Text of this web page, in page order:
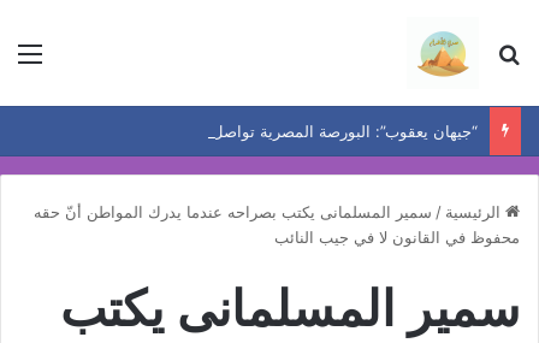
بحث عن
الرئيسية / سمير المسلمانى يكتب بصراحه عندما يدرك المواطن أنّ حقه
محفوظ في القانون لا في جيب النائب
سمير المسلمانى يكتب